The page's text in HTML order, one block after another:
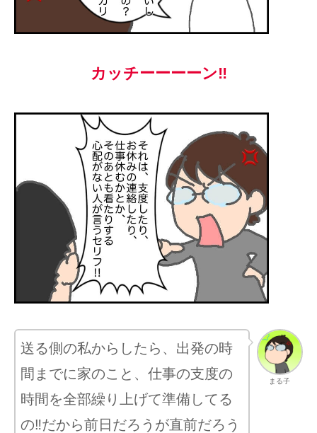
カッチーーーーン‼︎
まる子
送る側の私からしたら、出発の時
間までに家のこと、仕事の支度の
時間を全部繰り上げて準備してる
の‼︎だから前日だろうが直前だろう